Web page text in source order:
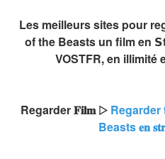
Les meilleurs sites pour
of the Beasts un film en
VOSTFR, en
Regarder 𝐅𝐢𝐥𝐦 ▷
Beasts 𝐞𝐧